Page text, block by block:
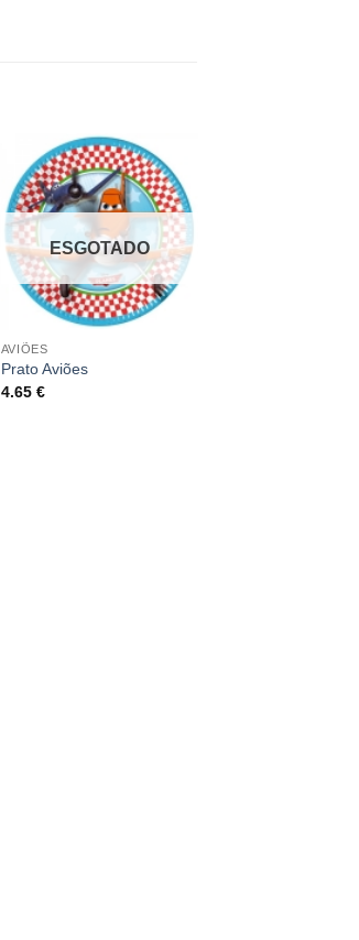
ESGOTADO
AVIÕES
Prato Aviões
4.65 €